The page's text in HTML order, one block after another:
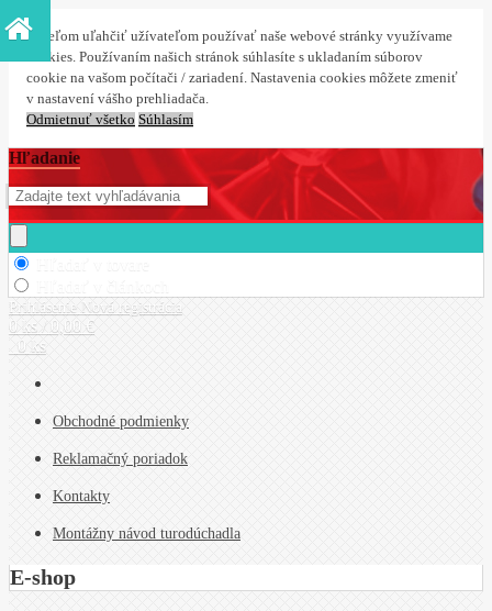
S cieľom uľahčiť užívateľom používať naše webové stránky využívame
cookies. Používaním našich stránok súhlasíte s ukladaním súborov
cookie na vašom počítači / zariadení. Nastavenia cookies môžete zmeniť
v nastavení vášho prehliadača.
Odmietnuť všetko Súhlasím
Hľadanie
Prihlásenie Nová registrácia
0 ks / 0,00 €
0 ks
Obchodné podmienky
Reklamačný poriadok
Kontakty
Montážny návod turodúchadla
E-shop